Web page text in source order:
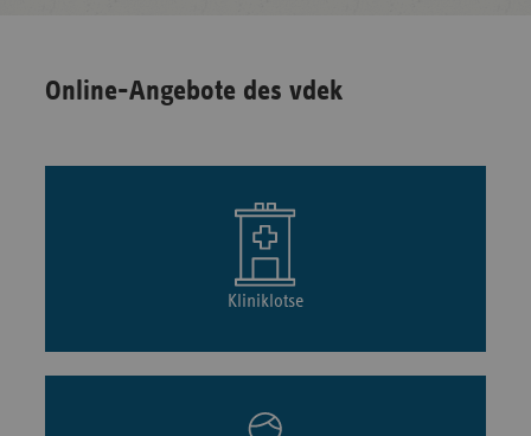
Online-Angebote des vdek
Kliniklotse